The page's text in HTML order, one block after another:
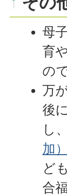
母
育
の
万
後
し
加
ど
合